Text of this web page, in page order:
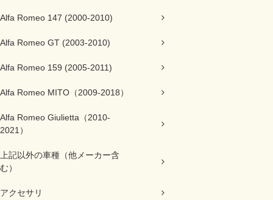
Alfa Romeo 147 (2000-2010)
Alfa Romeo GT (2003-2010)
Alfa Romeo 159 (2005-2011)
Alfa Romeo MITO（2009-2018）
Alfa Romeo Giulietta（2010-
2021）
上記以外の車種（他メーカー含
む）
アクセサリ